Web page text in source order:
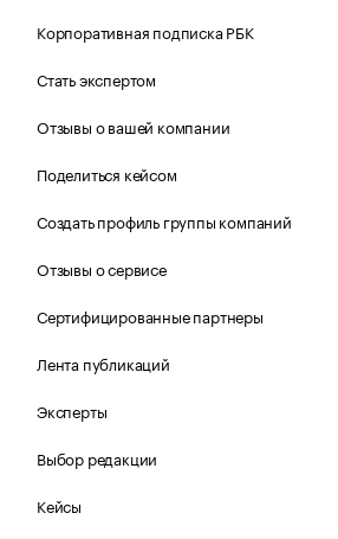
Корпоративная подписка РБК
Стать экспертом
Отзывы о вашей компании
Поделиться кейсом
Создать профиль группы компаний
Отзывы о сервисе
Сертифицированные партнеры
Лента публикаций
Эксперты
Выбор редакции
Кейсы